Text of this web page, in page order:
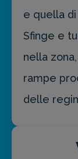
e quella
Sfinge e
nella
rampe
delle